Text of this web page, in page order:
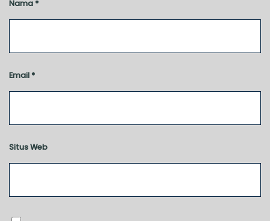
Nama *
Email *
Situs Web